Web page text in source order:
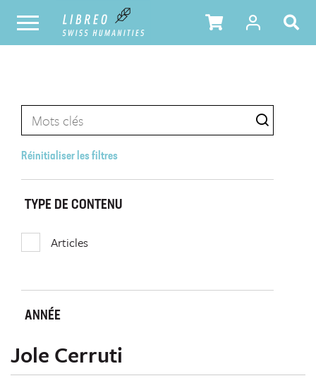
Réinitialiser les filtres
TYPE DE CONTENU
Articles
ANNÉE
Jole Cerruti